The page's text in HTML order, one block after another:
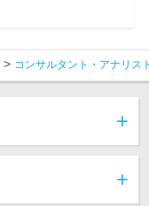
コンサルタント・アナリス